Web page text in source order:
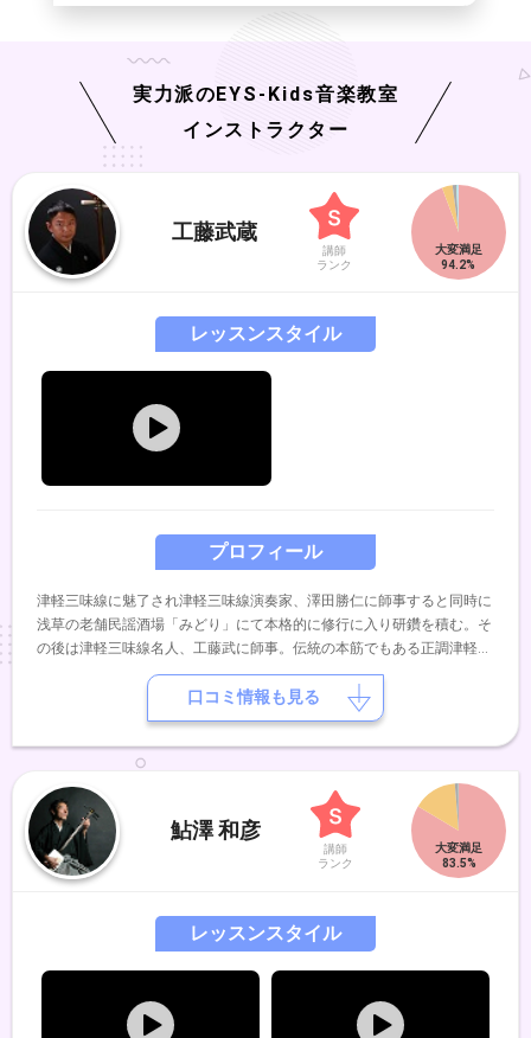
実力派のEYS-Kids音楽教室
インストラクター
工藤武蔵
講師
ランク
プロフィール
津軽三味線に魅了され津軽三味線演奏家、澤田勝仁に師事すると同時に
浅草の老舗民謡酒場「みどり」にて本格的に修行に入り研鑽を積む。そ
の後は津軽三味線名人、工藤武に師事。伝統の本筋でもある正調津軽三
味線の音色を追い求めながら現在、日本全国・海外で演奏活動を展開。
正調津軽三味線プロジェクトとしても毎月の定期公演に毎年の全国ツア
ーと精力的に活動を行う。【受賞歴】第19回 全国津軽三味線コンクー
ル優勝第3回 全国じょんから三味線競技会優勝第2回 津軽三味線日本一
大会優勝他、これまでに数々の賞を受賞。
レッスンスタイル
口コミ情報も見る
鮎澤 和彦
講師
ランク
レッスンスタイル